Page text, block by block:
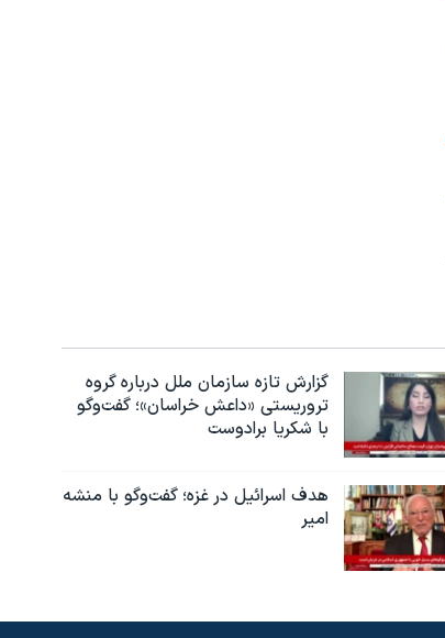
گزارش تازه سازمان ملل درباره گروه
تروریستی «داعش خراسان»؛ گفت‌وگو
با شکریا برادوست
هدف اسرائیل در غزه؛ گفت‌وگو با منشه
امیر